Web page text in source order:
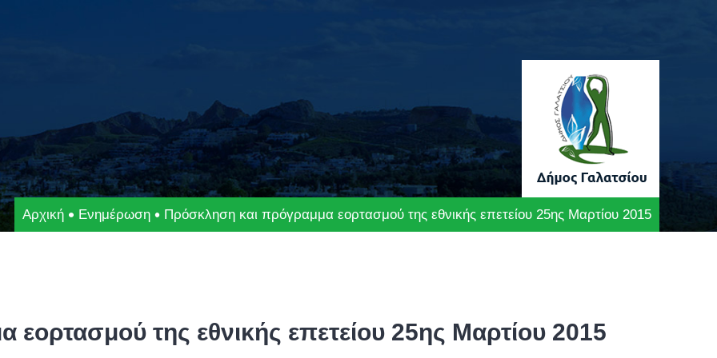
Αρχική Ενημέρωση Πρόσκληση και πρόγραμμα εορτασμού της εθνικής επετείου 25ης Μαρτίου 2015
της εθνικής επετείου 25ης Μαρτίου 2015